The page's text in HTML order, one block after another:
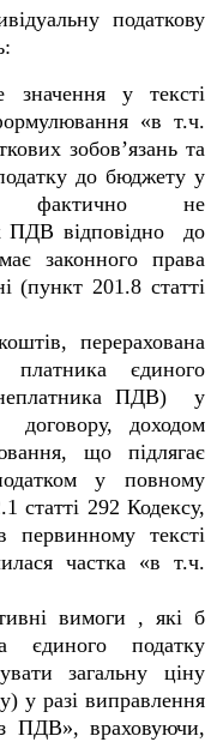
податкову
значення у тексті
«в т.ч.
зобов’язань та
до бюджету у
фактично не
ПДВ відповідно до
законного права
(пункт 201.8 статті
перерахована
єдиного
ПДВ) у
договору, доходом
що підлягає
у повному
статті 292 Кодексу,
тексті
частка «в т.ч.
вимоги , які б
єдиного податку
загальну ціну
у разі виправлення
ПДВ», враховуючи,